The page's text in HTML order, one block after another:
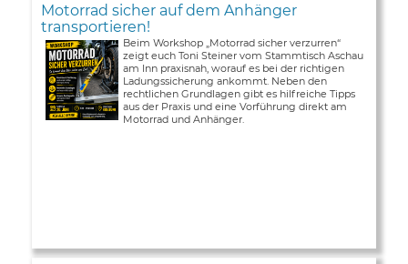
Motorrad sicher auf dem Anhänger
transportieren!
Beim Workshop „Motorrad sicher verzurren“
zeigt euch Toni Steiner vom Stammtisch Aschau
am Inn praxisnah, worauf es bei der richtigen
Ladungssicherung ankommt. Neben den
rechtlichen Grundlagen gibt es hilfreiche Tipps
aus der Praxis und eine Vorführung direkt am
Motorrad und Anhänger.